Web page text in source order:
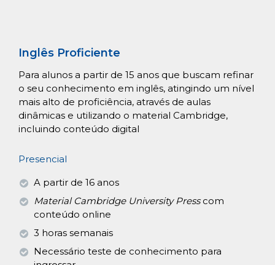
Inglês Proficiente
Para alunos a partir de 15 anos que buscam refinar
o seu conhecimento em inglês, atingindo um nível
mais alto de proficiência, através de aulas
dinâmicas e utilizando o material Cambridge,
incluindo conteúdo digital
Presencial
A partir de 16 anos
Material Cambridge University Presscom
conteúdo online
3 horas semanais
Necessário teste de conhecimento para